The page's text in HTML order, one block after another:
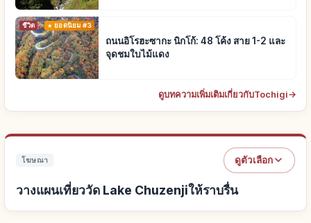
ชีวิต ยอดนิยม #3
ถนนอิโรฮะซากะ นิกโก้: 48 โค้ง สาย 1-2 และ
จุดชมใบไม้แดง
ดูบทความเพิ่มเติมเกี่ยวกับTochigi→
โฆษณา ดูตัวเลือก
วางแผนเที่ยววัด Lake Chuzenjiให้ราบรื่น